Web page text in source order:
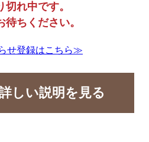
切れ中です。
待ちください。
せ登録はこちら≫
しい説明を見る